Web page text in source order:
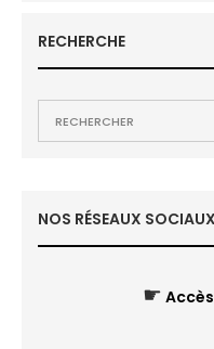
RECHERCHE
NOS RÉSEAUX SOCIAUX
☛